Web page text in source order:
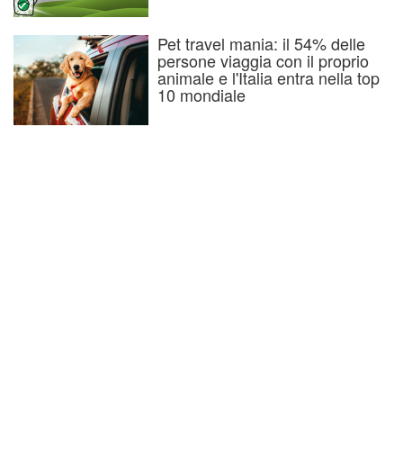
Pet travel mania: il 54% delle
persone viaggia con il proprio
animale e l'Italia entra nella top
10 mondiale